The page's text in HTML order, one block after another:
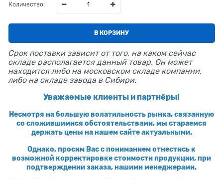
Количество:
В КОРЗИНУ
Срок поставки зависит от того, на каком сейчас
складе располагается данный товар. Он может
находится либо на московском складе компании,
либо на складе завода в Сибири.
Уважаемые клиенты и партнёры!
Несмотря на большую волатильность рынка, связанную
со сложившимися обстоятельствами, мы стараемся
держать цены на нашем сайте актуальными.
Однако, просим Вас с пониманием отнестись к
возможной корректировке стоимости продукции, при
подтверждении заказа, нашими менеджерами.